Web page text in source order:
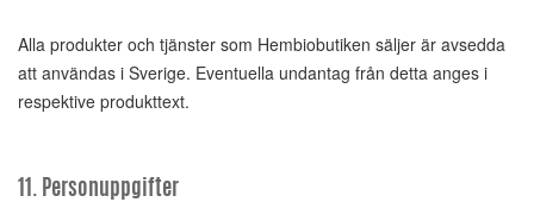
Alla produkter och tjänster som Hembiobutiken säljer är avsedda
att användas i Sverige. Eventuella undantag från detta anges i
respektive produkttext.
11. Personuppgifter